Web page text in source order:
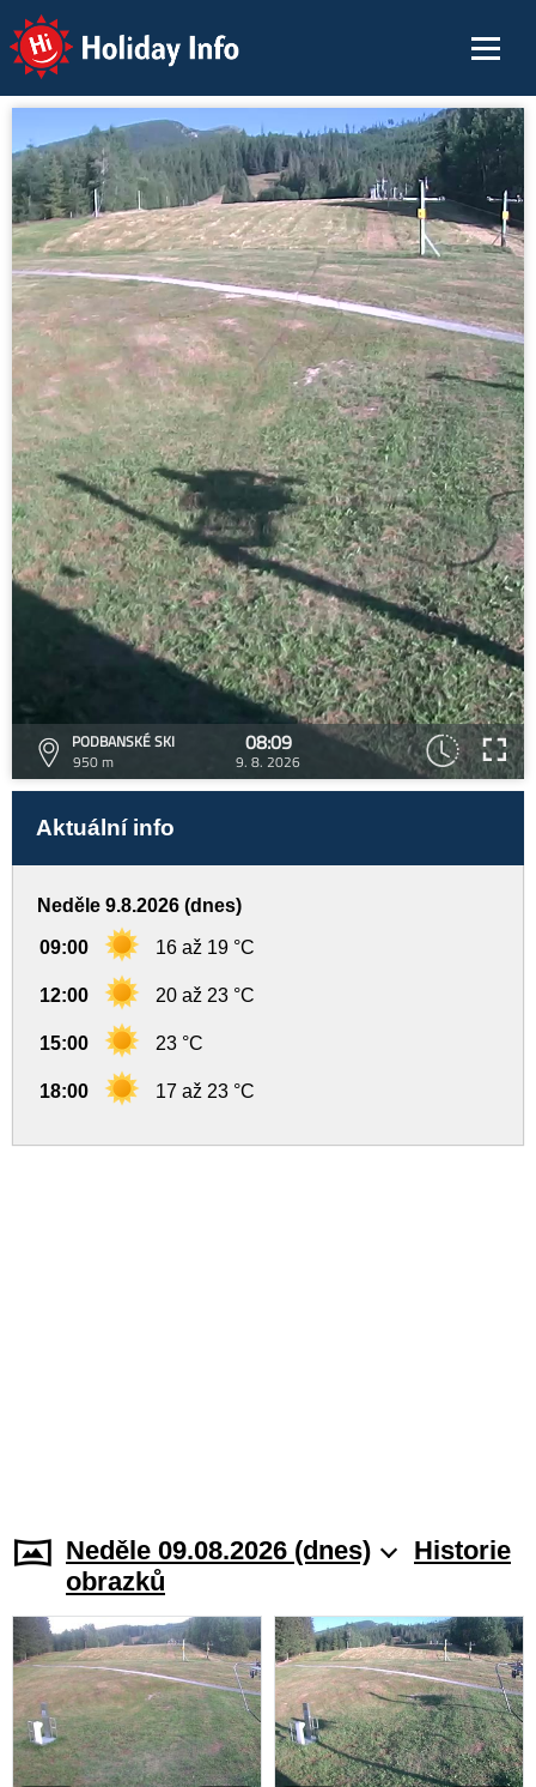
Holiday Info
PODBANSKÉ SKI
950 m
08:09
9. 8. 2026
Aktuální info
Neděle 9.8.2026 (dnes)
09:00 16 až 19 °C
12:00 20 až 23 °C
15:00 23 °C
18:00 17 až 23 °C
Neděle 09.08.2026 (dnes)
Historie
obrazků